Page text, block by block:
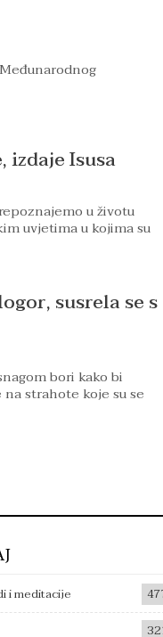
izdaje Isusa
u životu
uvjetima u kojima su
susrela se s
bori kako bi
strahote koje su se
i meditacije